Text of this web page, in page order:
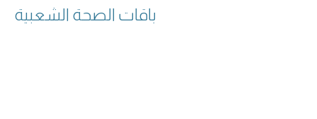
باقات الصحة الشعبية